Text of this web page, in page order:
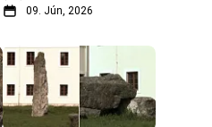
09. Jún, 2026